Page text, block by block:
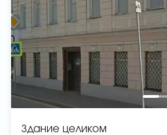
Здание целиком